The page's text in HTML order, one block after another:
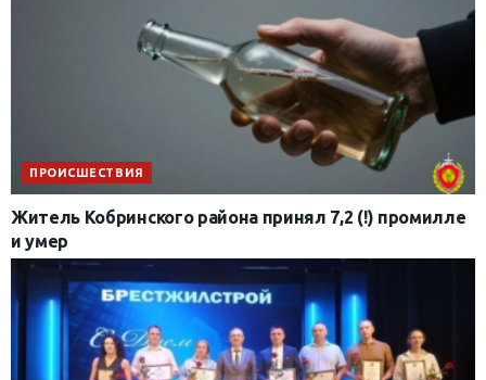
ПРОИСШЕСТВИЯ
Житель Кобринского района принял 7,2 (!) промилле
и умер